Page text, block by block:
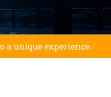
a unique experience.